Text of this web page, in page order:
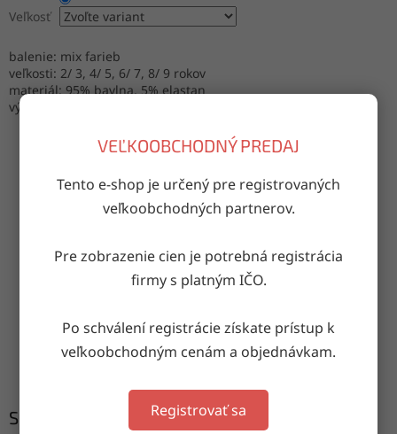
VEĽKOOBCHODNÝ PREDAJ
Tento e-shop je určený pre registrovaných
veľkoobchodných partnerov.
Pre zobrazenie cien je potrebná registrácia
firmy s platným IČO.
Po schválení registrácie získate prístup k
veľkoobchodným cenám a objednávkam.
Registrovať sa
Veľkosť
balenie: mix farieb
veľkosti: 2/ 3, 4/ 5, 6/ 7, 8/ 9 rokov
materiál: 95% bavlna, 5% elastan
výroba: Turecko
OPÝTAŤ SA ZDIEĽAŤ
Doručenie do druhého dňa
na akúkoľvek adresu
Garancia doručenia
nepoškodeného tovaru
Súvisiaci tovar